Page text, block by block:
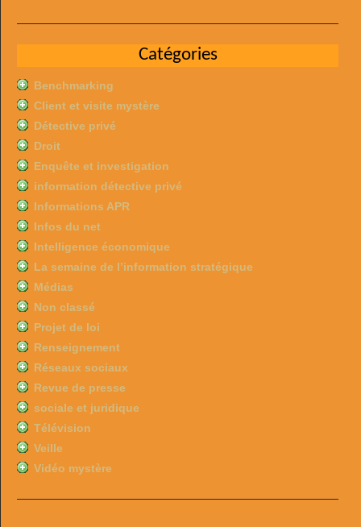
Catégories
Benchmarking
Client et visite mystère
Détective privé
Droit
Enquête et investigation
information détective privé
Informations APR
Infos du net
Intelligence économique
La semaine de l’information stratégique
Médias
Non classé
Projet de loi
Renseignement
Réseaux sociaux
Revue de presse
sociale et juridique
Télévision
Veille
Vidéo mystère